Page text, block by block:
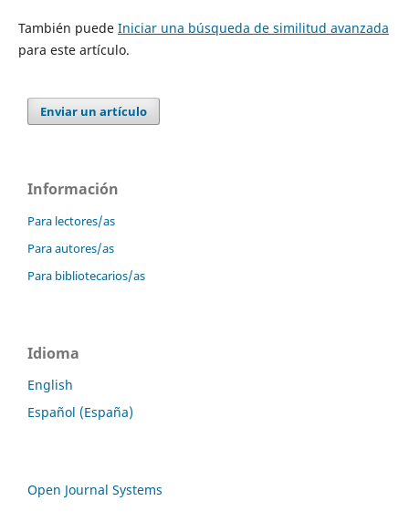
También puede Iniciar una búsqueda de similitud avanzada
para este artículo.
Enviar un artículo
Información
Para lectores/as
Para autores/as
Para bibliotecarios/as
Idioma
English
Español (España)
Open Journal Systems